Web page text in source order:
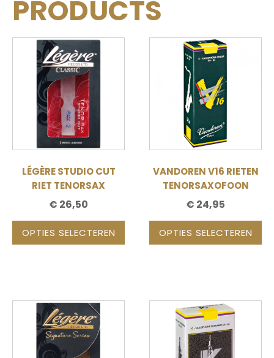
PRODUCTS
LÉGÈRE STUDIO CUT
RIET TENORSAX
€ 26,50
OPTIES SELECTEREN
product
heeft
meerdere
variaties.
kan
worden
productpagina
VANDOREN V16 RIETEN
TENORSAXOFOON
€ 24,95
OPTIES SELECTEREN
meerdere
variaties.
kan
worden
productpagina
product
heeft
meerdere
product
meerdere